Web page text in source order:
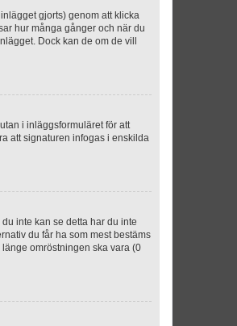
gjorts) genom att klicka
hur många gånger och när du
Dock kan de om de vill
i inläggsformuläret för att
att signaturen infogas i enskilda
inte kan se detta har du inte
du får ha som mest bestäms
omröstningen ska vara (0